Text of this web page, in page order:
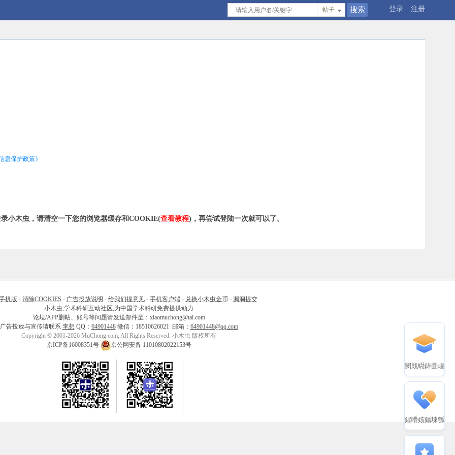
登录 注册
帖子
息保护政策》
小木虫，请清空一下您的浏览器缓存和COOKIE(查看教程)，再尝试登陆一次就可以了。
机版 - 清除COOKIES - 广告投放说明 - 给我们提意见- 手机客户端- 兑换小木虫金币 - 漏洞提交
小木虫,学术科研互动社区,为中国学术科研免费提供动力
论坛/APP删帖、账号等问题请发送邮件至：xiaomuchong@tal.com
广告投放与宣传请联系 李想 QQ： 64901448微信：18510626021 邮箱： 64901448@qq.com
Copyright © 2001-2026 MuChong.com, All Rights Reserved. 小木虫 版权所有
京ICP备16008351号
京公网安备 11010802022153号
閲戝竵鍏戞崲
鍟嗗姟鍚堜綔